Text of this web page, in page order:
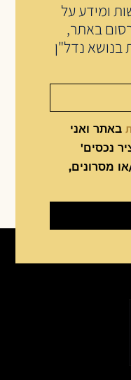
ומידע על
באתר,
בנושא נדל"ן
באתר ואני
נכסים'
או מסרונים,